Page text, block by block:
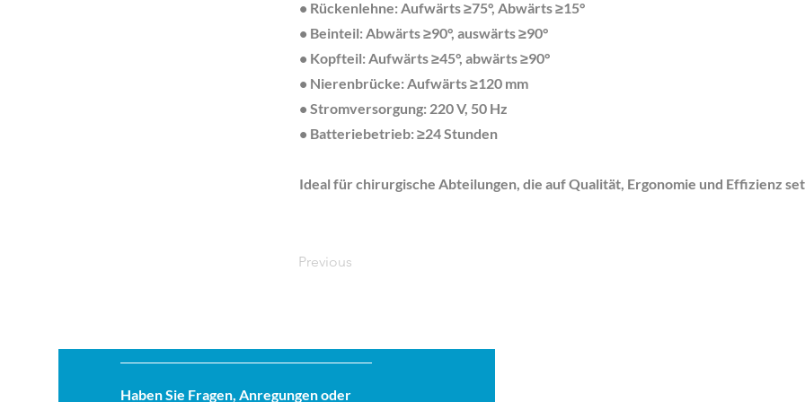
• Rückenlehne: Aufwärts ≥75°, Abwärts ≥15°
• Beinteil: Abwärts ≥90°, auswärts ≥90°
• Kopfteil: Aufwärts ≥45°, abwärts ≥90°
• Nierenbrücke: Aufwärts ≥120 mm
• Stromversorgung: 220 V, 50 Hz
• Batteriebetrieb: ≥24 Stunden
Ideal für chirurgische Abteilungen, die auf Qualität, Ergonomie und Effizienz
Previous
Haben Sie Fragen, Anregungen oder